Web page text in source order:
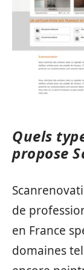
Quels
propose
de
en France
domaines